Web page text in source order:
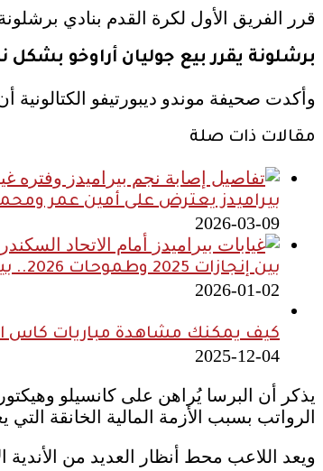
قرر الفريق الأول لكرة القدم بنادي
برشلونة يقرر بيع جوليان أراوخو بشكل
وأكدت صحيفة موندو ديبورتيفو الكتالونية
مقالات ذات صلة
بيراميدز يعترض على أمين عمر
2026-03-09
بين إنجازات 2025 وطموحات 2026.. بيراميدز يعيش أنجح مواسمه تاريخيًا
2026-01-02
كيف يمكنك مشاهدة مباريات كاس
2025-12-04
يذكر أن البرسا يُراهن على كانسيلو
الرواتب بسبب الأزمة المالية الخانقة التي
ويعد اللاعب محط أنظار العديد من الأندية